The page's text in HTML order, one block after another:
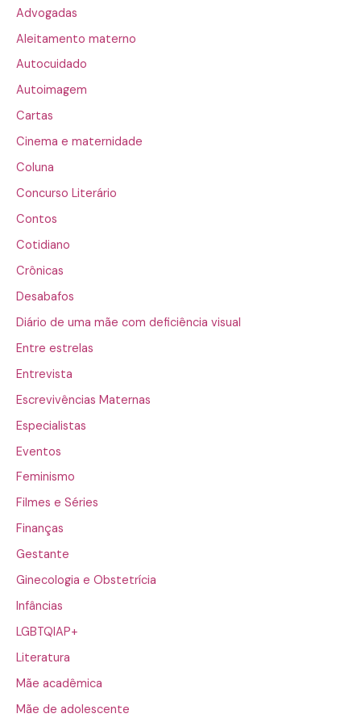
Advogadas
Aleitamento materno
Autocuidado
Autoimagem
Cartas
Cinema e maternidade
Coluna
Concurso Literário
Contos
Cotidiano
Crônicas
Desabafos
Diário de uma mãe com deficiência visual
Entre estrelas
Entrevista
Escrevivências Maternas
Especialistas
Eventos
Feminismo
Filmes e Séries
Finanças
Gestante
Ginecologia e Obstetrícia
Infâncias
LGBTQIAP+
Literatura
Mãe acadêmica
Mãe de adolescente